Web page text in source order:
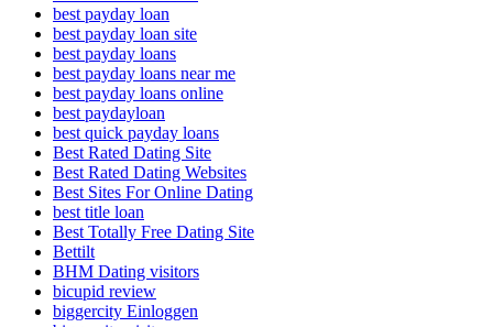
best payday loan
best payday loan site
best payday loans
best payday loans near me
best payday loans online
best paydayloan
best quick payday loans
Best Rated Dating Site
Best Rated Dating Websites
Best Sites For Online Dating
best title loan
Best Totally Free Dating Site
Bettilt
BHM Dating visitors
bicupid review
biggercity Einloggen